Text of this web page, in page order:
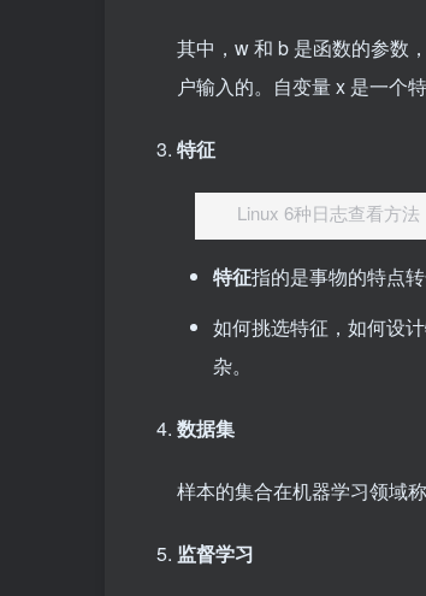
其中，w 和 b 是函数的参数
户输入的。自变量 x 是一个
特征
Linux 6种日志查看方
特征指的是事物的特点转
如何挑选特征，如何设
杂。
数据集
样本的集合在机器学习领域
监督学习